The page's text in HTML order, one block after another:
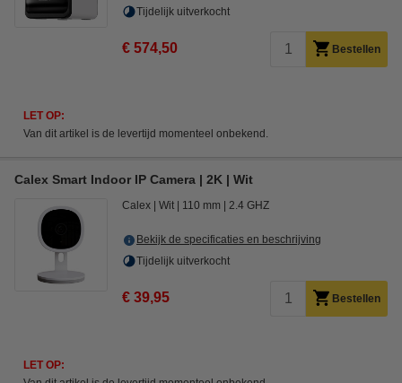
Tijdelijk uitverkocht
€ 574,50 Bestellen
LET OP:
Van dit artikel is de levertijd momenteel onbekend.
Calex Smart Indoor IP Camera | 2K | Wit
Calex Wit 110 mm 2.4 GHZ
Bekijk de specificaties en beschrijving
Tijdelijk uitverkocht
€ 39,95 Bestellen
LET OP: